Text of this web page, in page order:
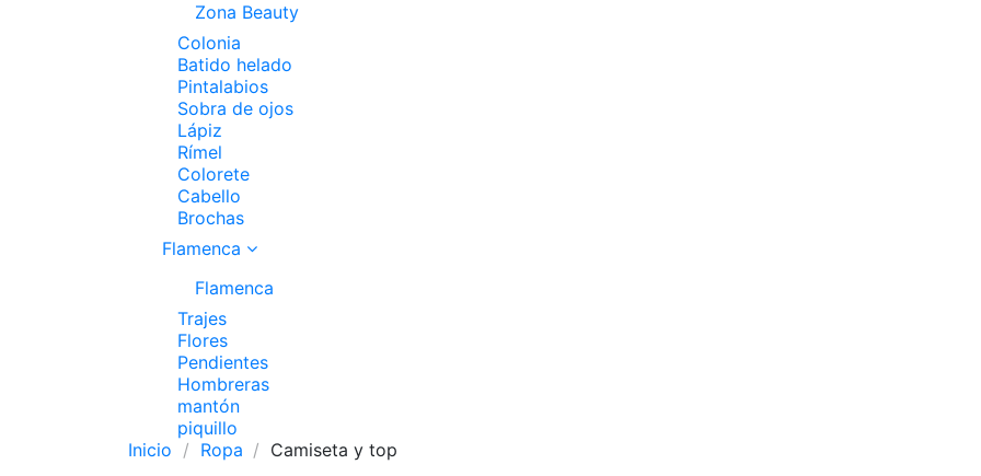
Zona Beauty
Colonia
Batido helado
Pintalabios
Sobra de ojos
Lápiz
Rímel
Colorete
Cabello
Brochas
Flamenca
Flamenca
Trajes
Flores
Pendientes
Hombreras
mantón
piquillo
Inicio
Ropa Camiseta y top